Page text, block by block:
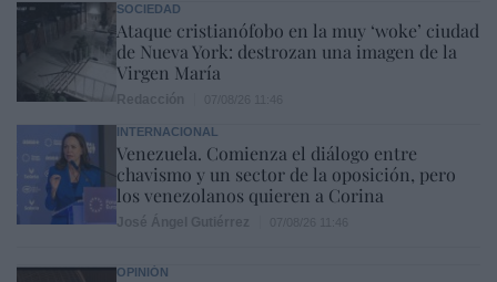
SOCIEDAD
Ataque cristianófobo en la muy ‘woke’ ciudad
de Nueva York: destrozan una imagen de la
Virgen María
INTERNACIONAL
Venezuela. Comienza el diálogo entre
chavismo y un sector de la oposición, pero
los venezolanos quieren a Corina
OPINIÓN